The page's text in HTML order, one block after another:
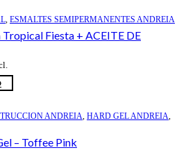
, ESMALTES SEMIPERMANENTES ANDREIA
Fiesta + ACEITE DE
ANDREIA, HARD GEL ANDREIA,
– Toffee Pink